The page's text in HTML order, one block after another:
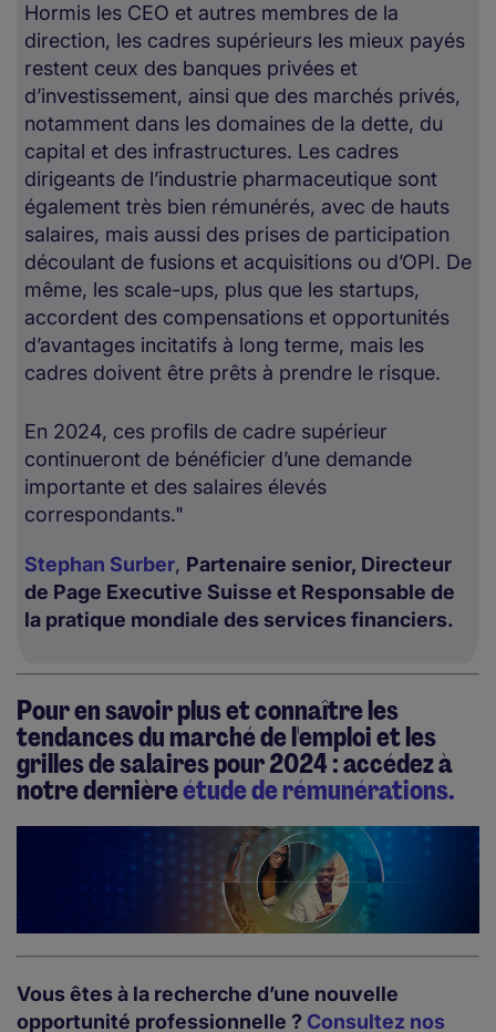
Hormis les CEO et autres membres de la
direction, les cadres supérieurs les mieux payés
restent ceux des banques privées et
d’investissement, ainsi que des marchés privés,
notamment dans les domaines de la dette, du
capital et des infrastructures. Les cadres
dirigeants de l’industrie pharmaceutique sont
également très bien rémunérés, avec de hauts
salaires, mais aussi des prises de participation
découlant de fusions et acquisitions ou d’OPI. De
même, les scale-ups, plus que les startups,
accordent des compensations et opportunités
d’avantages incitatifs à long terme, mais les
cadres doivent être prêts à prendre le risque.
En 2024, ces profils de cadre supérieur
continueront de bénéficier d’une demande
importante et des salaires élevés
correspondants."
Stephan Surber, Partenaire senior, Directeur
de Page Executive Suisse et Responsable de
la pratique mondiale des services financiers.
Pour en savoir plus et connaître les
tendances du marché de l'emploi et les
grilles de salaires pour 2024 : accédez à
notre dernièreétude de rémunérations.
Vous êtes à la recherche d’une nouvelle
opportunité professionnelle ? Consultez nos